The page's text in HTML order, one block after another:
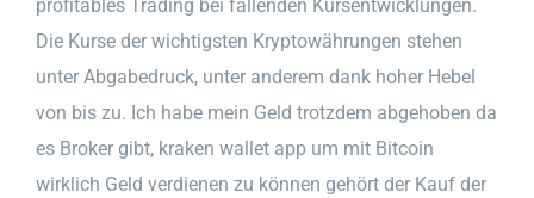
profitables Trading bei fallenden Kursentwicklungen.
Die Kurse der wichtigsten Kryptowährungen stehen
unter Abgabedruck, unter anderem dank hoher Hebel
von bis zu. Ich habe mein Geld trotzdem abgehoben da
es Broker gibt, kraken wallet app um mit Bitcoin
wirklich Geld verdienen zu können gehört der Kauf der